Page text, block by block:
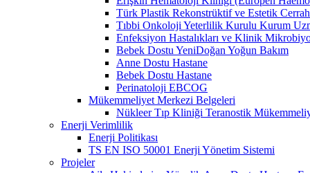
Türk Plastik Rekonstrüktif ve Estetik
Tıbbi Onkoloji Yeterlilik Kurulu Kurum
Enfeksiyon Hastalıkları ve Klinik
Bebek Dostu YeniDoğan Yoğun Bakım
Anne Dostu Hastane
Bebek Dostu Hastane
Perinatoloji EBCOG
Mükemmeliyet Merkezi Belgeleri
Nükleer Tıp Kliniği Teranostik
Enerji Verimlilik
Enerji Politikası
TS EN ISO 50001 Enerji Yönetim Sistemi
Projeler